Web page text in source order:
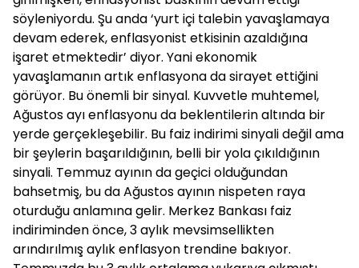
söyleniyordu. Şu anda ‘yurt içi talebin yavaşlamaya
devam ederek, enflasyonist etkisinin azaldığına
işaret etmektedir’ diyor. Yani ekonomik
yavaşlamanın artık enflasyona da sirayet ettiğini
görüyor. Bu önemli bir sinyal. Kuvvetle muhtemel,
Ağustos ayı enflasyonu da beklentilerin altında bir
yerde gerçekleşebilir. Bu faiz indirimi sinyali değil ama
bir şeylerin başarıldığının, belli bir yola çıkıldığının
sinyali. Temmuz ayının da geçici olduğundan
bahsetmiş, bu da Ağustos ayının nispeten raya
oturduğu anlamına gelir. Merkez Bankası faiz
indiriminden önce, 3 aylık mevsimsellikten
arındırılmış aylık enflasyon trendine bakıyor.